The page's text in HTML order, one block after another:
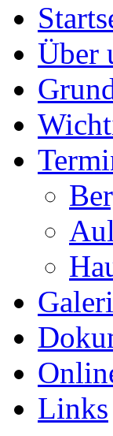
Über
Links